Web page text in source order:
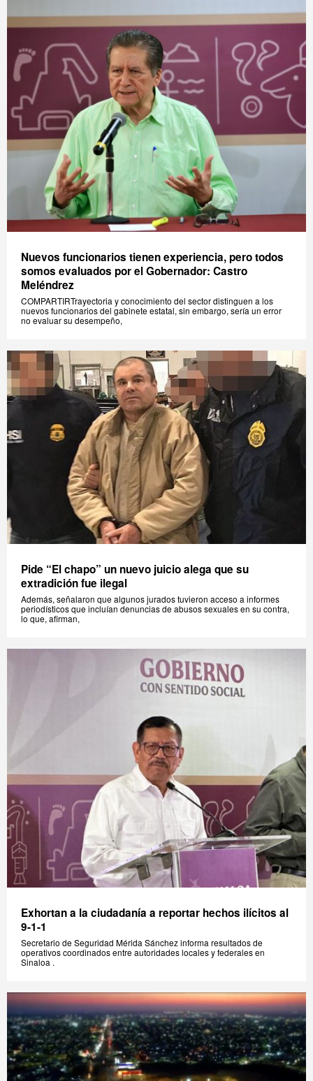
Nuevos funcionarios tienen experiencia, pero todos
somos evaluados por el Gobernador: Castro
Meléndrez
COMPARTIRTrayectoria y conocimiento del sector distinguen a los
nuevos funcionarios del gabinete estatal, sin embargo, sería un error
no evaluar su desempeño,
Pide “El chapo” un nuevo juicio alega que su
extradición fue ilegal
Además, señalaron que algunos jurados tuvieron acceso a informes
periodísticos que incluían denuncias de abusos sexuales en su contra,
lo que, afirman,
Exhortan a la ciudadanía a reportar hechos ilícitos al
9-1-1
Secretario de Seguridad Mérida Sánchez informa resultados de
operativos coordinados entre autoridades locales y federales en
Sinaloa .